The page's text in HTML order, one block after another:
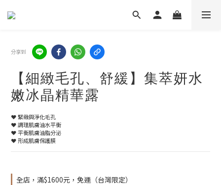
分享到
【細緻毛孔、舒緩】集萃妍水
嫩冰晶精華露
❤️ 緊緻與淨化毛孔
❤️ 調理肌膚油水平衡
❤️ 平衡肌膚油脂分泌
❤️ 形成肌膚保護膜
全店，滿$1600元，免運（台灣限定）